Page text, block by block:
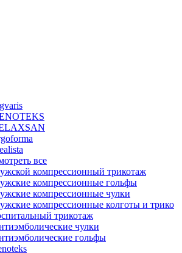
все
компрессионный трикотаж
компрессионные гольфы
компрессионные чулки
компрессионные колготы и трико
трикотаж
чулки
гольфы